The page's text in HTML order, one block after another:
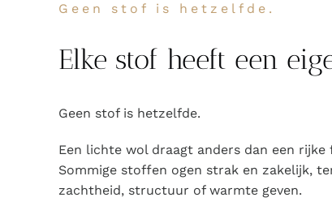
Geen stof is hetzelfde.
Elke stof heeft een
Geen stof is hetzelfde.
Een lichte wol draagt anders dan een
Sommige stoffen ogen strak en zakelijk,
zachtheid, structuur of warmte geven.